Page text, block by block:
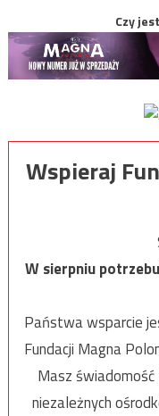
Czy
Wspieraj
W sierpniu
Państwa wsparcie
Fundacji Magna
Masz
niezależnych